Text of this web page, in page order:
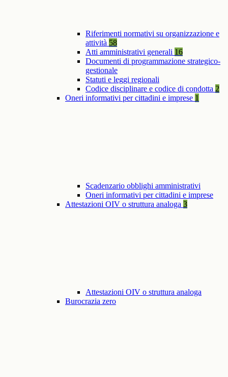
Riferimenti normativi su organizzazione e
attività 58
Atti amministrativi generali 16
Documenti di programmazione strategico-
gestionale
Statuti e leggi regionali
Codice disciplinare e codice di condotta 2
Oneri informativi per cittadini e imprese 1
Scadenzario obblighi amministrativi
Oneri informativi per cittadini e imprese
Attestazioni OIV o struttura analoga 3
Attestazioni OIV o struttura analoga
Burocrazia zero